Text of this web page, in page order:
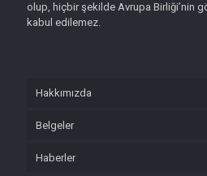
olup, hiçbir şekilde Avrupa Birliği’nin
kabul edilemez.
Hakkımızda
Belgeler
Haberler